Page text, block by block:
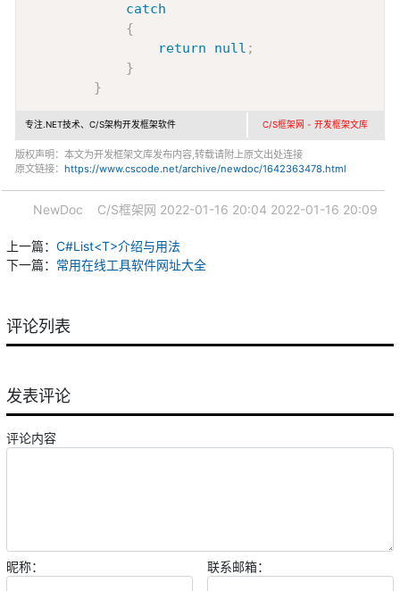
catch
{
return
null ;
}
}
专注.NET技术、C/S架构开发框架软件 C/S框架网 - 开发框架文库
版权声明：本文为开发框架文库发布内容,转载请附上原文出处连接
原文链接： https://www.cscode.net/archive/newdoc/1642363478.html
NewDoc C/S框架网 2022-01-16 20:04 2022-01-16 20:09
上一篇： C#List<T>介绍与用法
下一篇： 常用在线工具软件网址大全
评论列表
发表评论
评论内容
昵称： 联系邮箱：